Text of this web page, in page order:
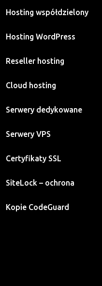
Hosting współdzielony
Hosting WordPress
Reseller hosting
Cloud hosting
Serwery dedykowane
Serwery VPS
Certyfikaty SSL
SiteLock – ochrona
Kopie CodeGuard